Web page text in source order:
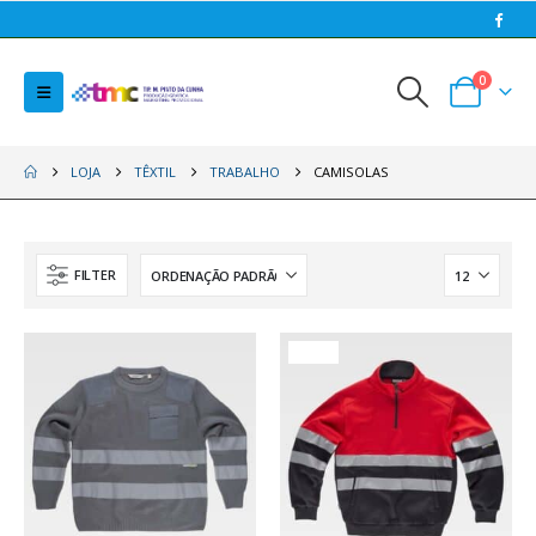
0
LOJA TÊXTIL TRABALHO CAMISOLAS
FILTER